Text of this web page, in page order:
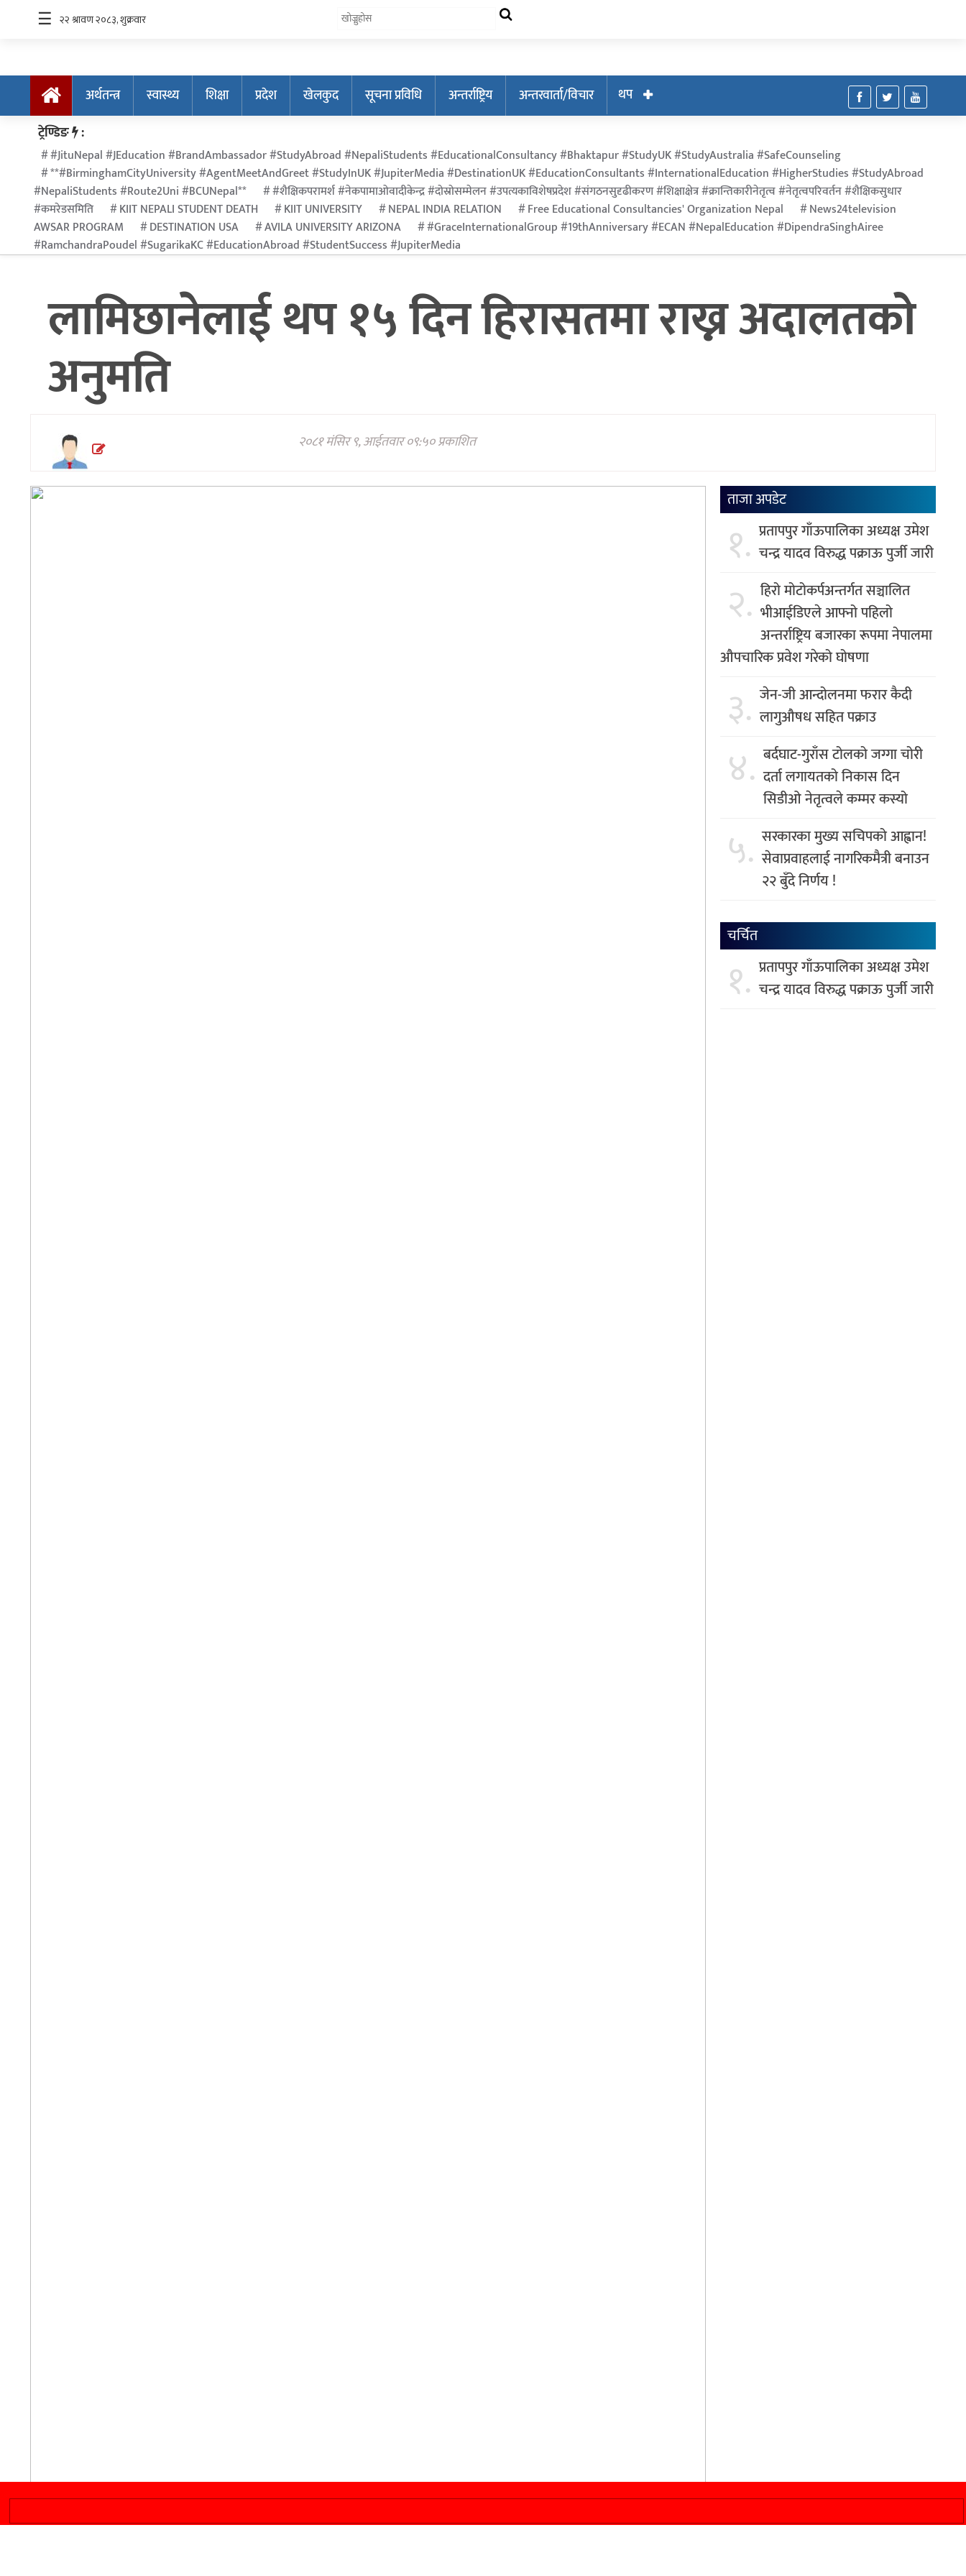
अर्थतन्त्र
स्वास्थ्य
शिक्षा
प्रदेश
खेलकुद
अन्तर्राष्ट्रिय
विचार
☰
अर्थतन्त्र स्वास्थ्य शिक्षा प्रदेश खेलकुद सूचना प्रविधि अन्तर्राष्ट्रिय अन्तरवार्ता/विचार
थप
ट्रेण्डिङ :
#JituNepal #JEducation #BrandAmbassador #StudyAbroad #NepaliStudents #EducationalConsultancy #Bhaktapur #StudyUK #StudyAustralia #SafeCounseling
**#BirminghamCityUniversity #AgentMeetAndGreet #StudyInUK #JupiterMedia #DestinationUK #EducationConsultants #InternationalEducation #HigherStudies #StudyAbroad
#NepaliStudents #Route2Uni #BCUNepal**
#शैक्षिकपरामर्श #नेकपामाओवादीकेन्द्र #दोस्रोसम्मेलन #उपत्यकाविशेषप्रदेश #संगठनसुदृढीकरण #शिक्षाक्षेत्र #क्रान्तिकारीनेतृत्व #नेतृत्वपरिवर्तन #शैक्षिकसुधार
#कमरेडसमिति
KIIT NEPALI STUDENT DEATH KIIT UNIVERSITY NEPAL INDIA RELATION Free Educational Consultancies' Organization Nepal
News24television
AWSAR PROGRAM
DESTINATION USA AVILA UNIVERSITY ARIZONA
#GraceInternationalGroup #19thAnniversary #ECAN #NepalEducation #DipendraSinghAiree
#RamchandraPoudel #SugarikaKC #EducationAbroad #StudentSuccess #JupiterMedia
लामिछानेलाई थप १५ दिन हिरासतमा राख्न अदालतको
अनुमति
२०८१ मंसिर ९, आईतवार ०९:५० प्रकाशित
ताजा अपडेट
१. प्रतापपुर गाँऊपालिका अध्यक्ष उमेश
चन्द्र यादव विरुद्ध पक्राऊ पुर्जी जारी
२. हिरो मोटोकर्पअन्तर्गत सञ्चालित
भीआईडिएले आफ्नो पहिलो
अन्तर्राष्ट्रिय बजारका रूपमा नेपालमा
औपचारिक प्रवेश गरेको घोषणा
३. जेन-जी आन्दोलनमा फरार कैदी
लागुऔषध सहित पक्राउ
४. बर्दघाट-गुराँस टोलको जग्गा चोरी
दर्ता लगायतको निकास दिन
सिडीओ नेतृत्वले कम्मर कस्यो
५. सरकारका मुख्य सचिपको आह्वान!
सेवाप्रवाहलाई नागरिकमैत्री बनाउन
२२ बुँदे निर्णय !
चर्चित
१. प्रतापपुर गाँऊपालिका अध्यक्ष उमेश
चन्द्र यादव विरुद्ध पक्राऊ पुर्जी जारी